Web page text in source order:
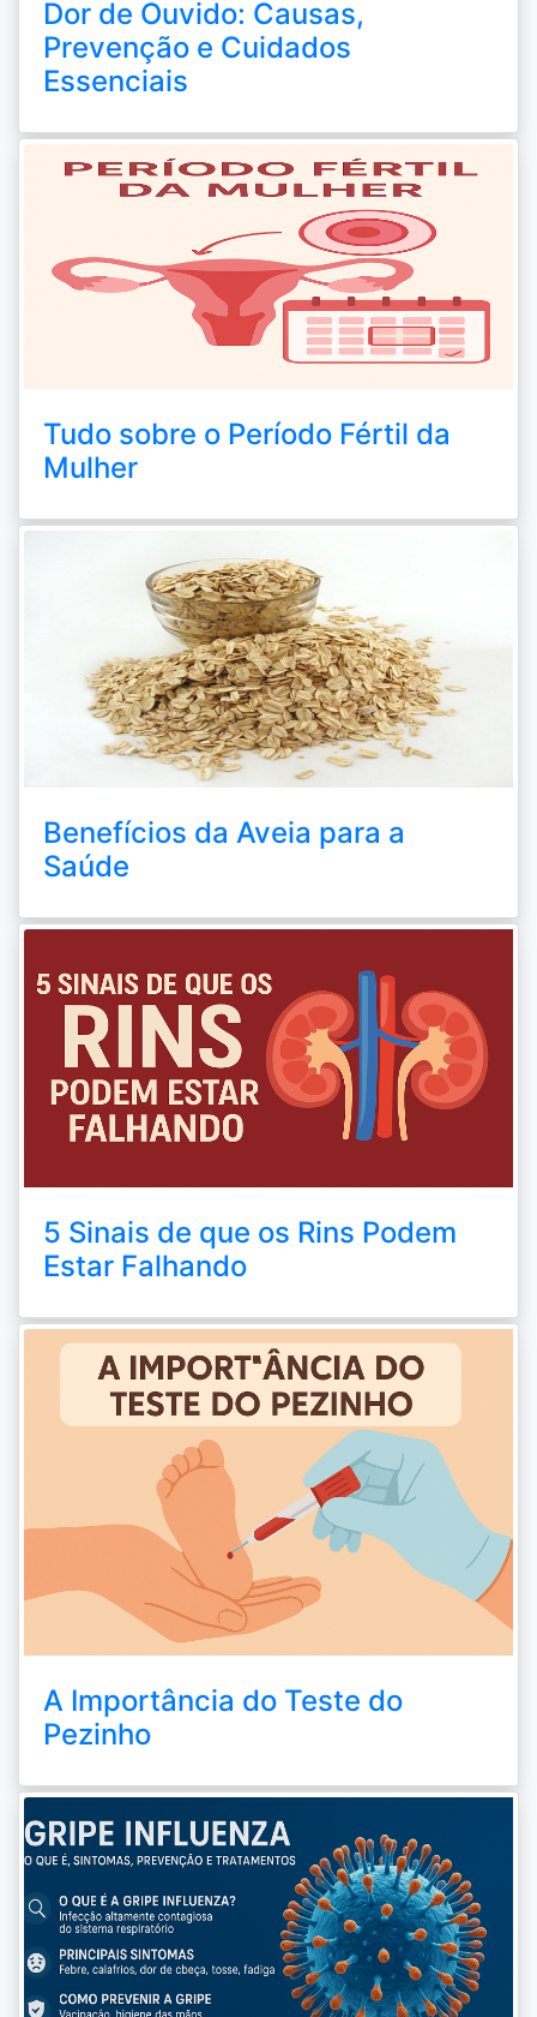
Dor de Ouvido: Causas,
Prevenção e Cuidados
Essenciais
Tudo sobre o Período Fértil da
Mulher
Benefícios da Aveia para a
Saúde
5 Sinais de que os Rins Podem
Estar Falhando
A Importância do Teste do
Pezinho